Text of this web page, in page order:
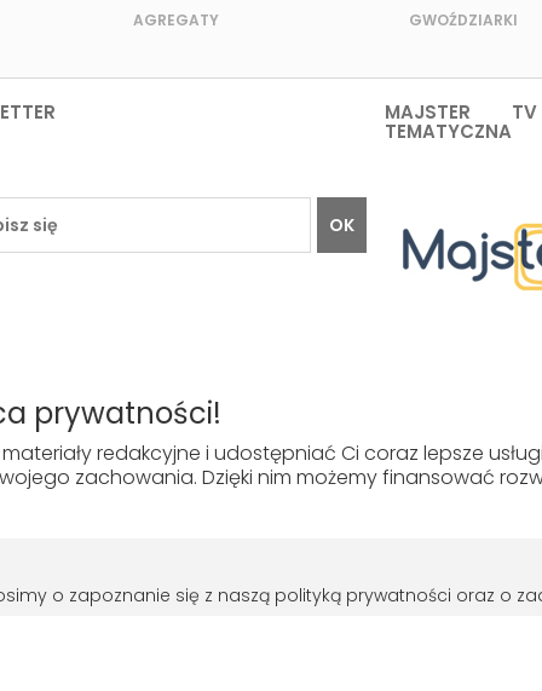
AGREGATY GWOŹDZIARKI
OK
MAJSTER
TEMATYCZNA
Regulamin
Polityka prywatności
Kontakt
HFCD - HF Centrum Dystrybucyjne- Wszelkie prawa
prywatności!
redakcyjne i udostępniać Ci coraz lepsze
zachowania. Dzięki nim możemy finansować
o zapoznanie się z naszą polityką prywatności oraz o
Rozporządzenie Parlamentu Europejskiego i Rady (UE)
danych osobowych i w sprawie swobodnego